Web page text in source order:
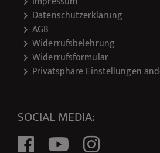
SOCIAL MEDIA:
Datenschutzerklärung
AGB
Widerrufsbelehrung
Widerrufsformular
Privatsphäre Einstellungen